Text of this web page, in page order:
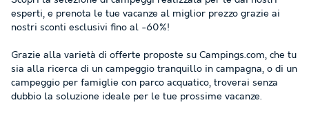
esperti, e prenota le tue vacanze al miglior prezzo grazie ai
nostri sconti esclusivi fino al -60%!
Grazie alla varietà di offerte proposte su Campings.com, che tu
sia alla ricerca di un campeggio tranquillo in campagna, o di un
campeggio per famiglie con parco acquatico, troverai senza
dubbio la soluzione ideale per le tue prossime vacanze.